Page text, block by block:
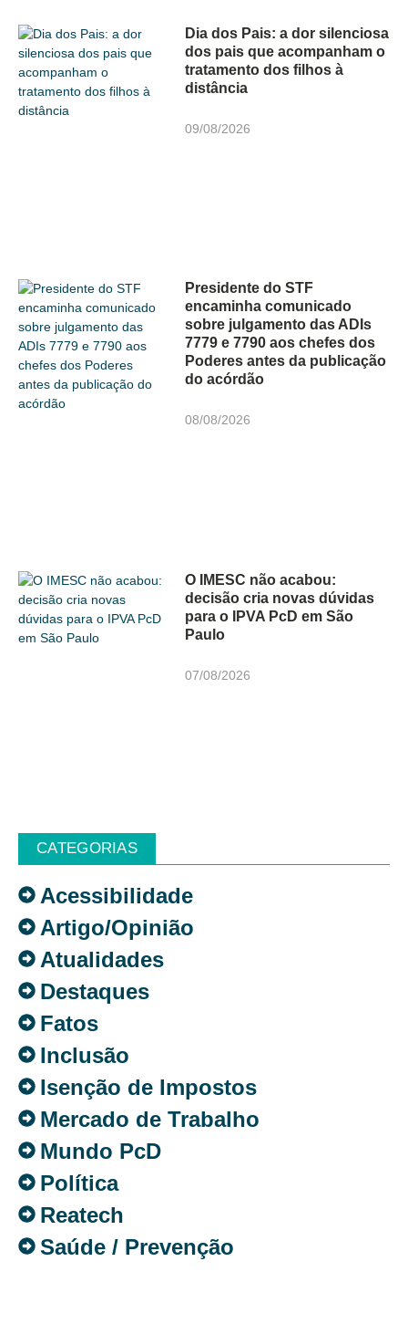
Dia dos Pais: a dor silenciosa
dos pais que acompanham o
tratamento dos filhos à
distância
09/08/2026
Presidente do STF
encaminha comunicado
sobre julgamento das ADIs
7779 e 7790 aos chefes dos
Poderes antes da publicação
do acórdão
08/08/2026
O IMESC não acabou:
decisão cria novas dúvidas
para o IPVA PcD em São
Paulo
07/08/2026
CATEGORIAS
Acessibilidade
Artigo/Opinião
Atualidades
Destaques
Fatos
Inclusão
Isenção de Impostos
Mercado de Trabalho
Mundo PcD
Política
Reatech
Saúde / Prevenção